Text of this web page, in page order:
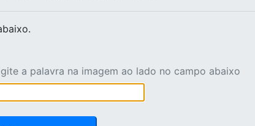
a palavra na imagem ao lado no campo abaixo